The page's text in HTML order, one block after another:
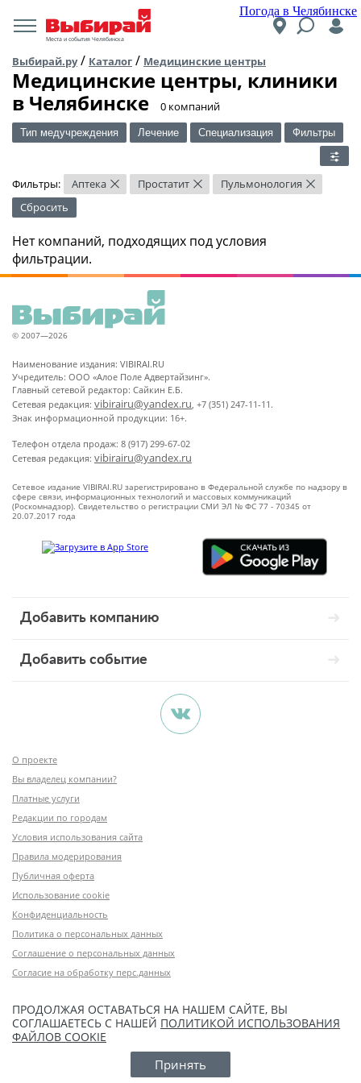
Погода в Челябинске
Места и события Челябинска
Выбирай.ру/ Каталог / Медицинские центры
Медицинские центры, клиники
в Челябинске
​0 компаний
Тип медучреждения Лечение Специализация Фильтры
Фильтры: Аптека × Простатит × Пульмонология ×
Сбросить
Нет компаний, подходящих под условия
фильтрации.
© 2007—2026
Наименование издания: VIBIRAI.RU
Учредитель: ООО «Алое Поле Адвертайзинг».
Главный сетевой редактор: Сайкин Е.Б.
Сетевая редакция: vibirairu@yandex.ru, +7 (351) 247-11-11.
Знак информационной продукции: 16+.
Телефон отдела продаж: 8 (917) 299-67-02
Сетевая редакция: vibirairu@yandex.ru
Сетевое издание VIBIRAI.RU зарегистрировано в Федеральной службе по надзору в
сфере связи, информационных технологий и массовых коммуникаций
(Роскомнадзор). Свидетельство о регистрации СМИ ЭЛ № ФС 77 - 70345 от
20.07.2017 года
Добавить компанию
Добавить событие
О проекте
Вы владелец компании?
Платные услуги
Редакции по городам
Условия использования сайта
Правила модерирования
Публичная оферта
Использование cookie
Конфиденциальность
Политика о персональных данных
Соглашение о персональных данных
Согласие на обработку перс.данных
ПРОДОЛЖАЯ ОСТАВАТЬСЯ НА НАШЕМ САЙТЕ, ВЫ
СОГЛАШАЕТЕСЬ С НАШЕЙ ПОЛИТИКОЙ ИСПОЛЬЗОВАНИЯ
ФАЙЛОВ COOKIE
Принять